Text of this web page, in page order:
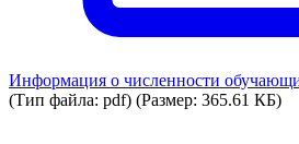
Информация о численности
(Тип файла: pdf) (Размер: 365.61 КБ)